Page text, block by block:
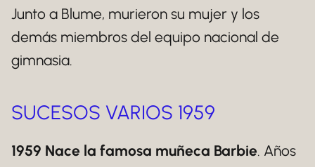
Junto a Blume, murieron su mujer y los
demás miembros del equipo nacional de
gimnasia.
SUCESOS VARIOS 1959
1959 Nace la famosa muñeca Barbie. Años